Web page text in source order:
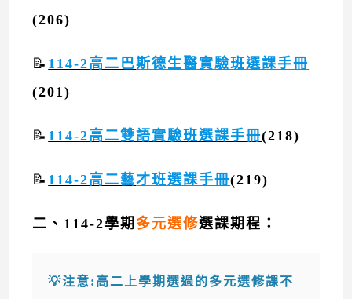
(206)
📝 114-2高二巴斯德生醫實驗班選課手冊
(201)
📝 114-2高二雙語實驗班選課手冊(218)
📝 114-2高二藝才班選課手冊(219)
二、114-2學期 多元選修選課期程：
💡注意: 高二上學期選過的多元選修課不